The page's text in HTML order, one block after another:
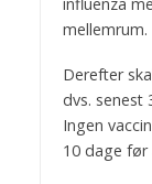
influenza
mellemrum.
Derefter
dvs. senest
Ingen
10 dage